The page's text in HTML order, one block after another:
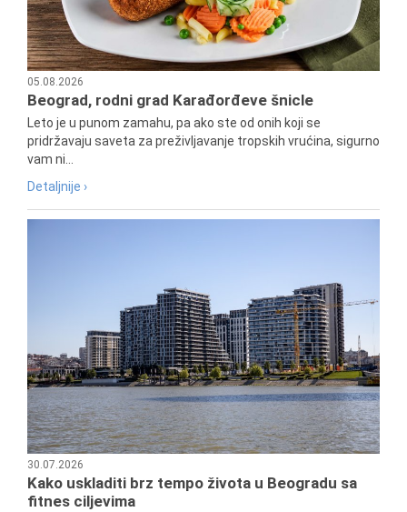
05.08.2026
Beograd, rodni grad Karađorđeve šnicle
Leto je u punom zamahu, pa ako ste od onih koji se
pridržavaju saveta za preživljavanje tropskih vrućina, sigurno
vam ni...
Detaljnije ›
30.07.2026
Kako uskladiti brz tempo života u Beogradu sa
fitnes ciljevima